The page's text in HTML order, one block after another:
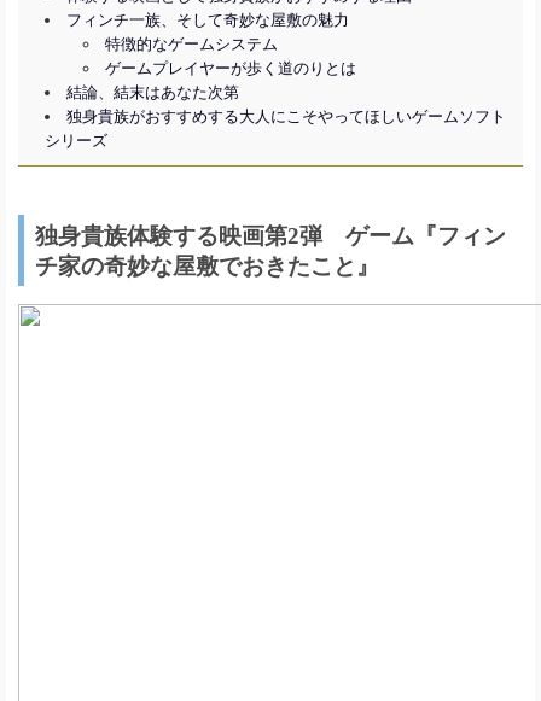
フィンチ一族、そして奇妙な屋敷の魅力
特徴的なゲームシステム
ゲームプレイヤーが歩く道のりとは
結論、結末はあなた次第
独身貴族がおすすめする大人にこそやってほしいゲームソフト
シリーズ
独身貴族体験する映画第2弾 ゲーム『フィン
チ家の奇妙な屋敷でおきたこと』